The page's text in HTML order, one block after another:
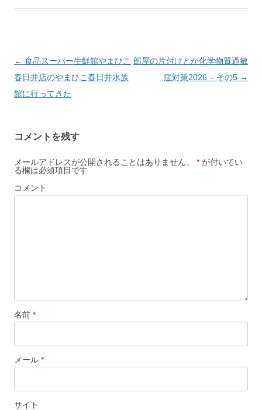
投
稿
ナ
ー
シ
ョ
ン
← 食品スーパー生鮮館やまひこ
春日井店のやまひこ春日井水族
館に行ってきた
部屋の片付けとか化学物質過敏
症対策2026 – その5 →
コメントを残す
メールアドレスが公開されることはありません。 * が付いてい
る欄は必須項目です
コメント
名前 *
メール *
サイト